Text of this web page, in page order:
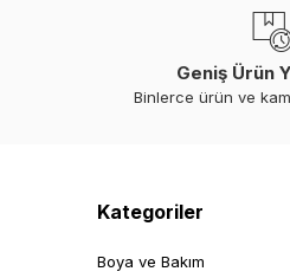
Geniş Ürün
Binlerce ürün ve
Kategoriler
Boya ve Bakım